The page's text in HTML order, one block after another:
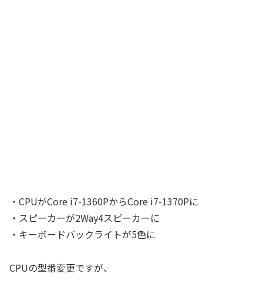
・CPUがCore i7-1360PからCore i7-1370Pに
・スピーカーが2Way4スピーカーに
・キーボードバックライトが5色に
CPUの型番変更ですが、